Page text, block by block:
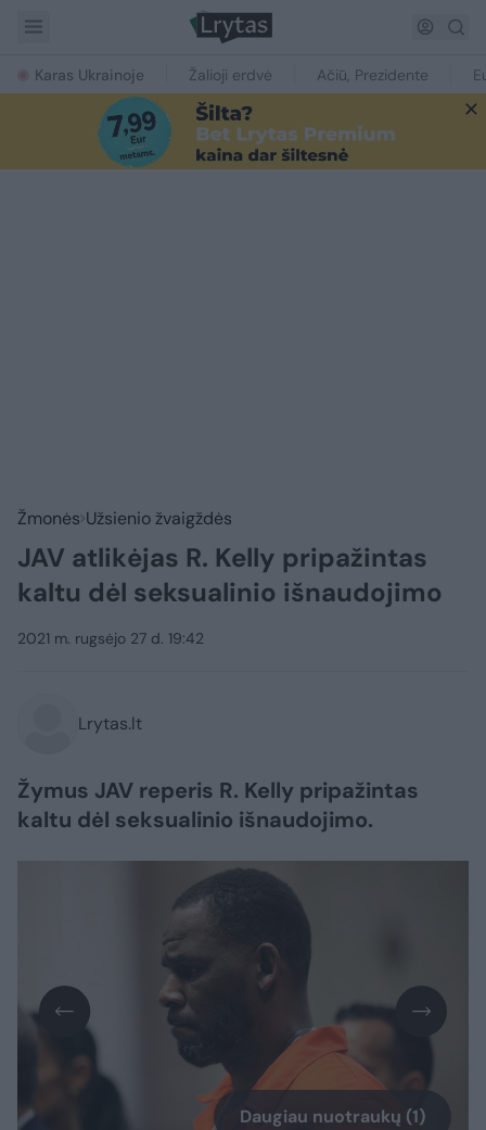
Karas Ukrainoje Žalioji erdvė Ačiū, Prezidente
Žmonės Užsienio žvaigždės
JAV atlikėjas R. Kelly pripažintas
kaltu dėl seksualinio išnaudojimo
2021 m. rugsėjo 27 d. 19:42
Lrytas.lt
Žymus JAV reperis R. Kelly pripažintas
kaltu dėl seksualinio išnaudojimo.
Daugiau nuotraukų (1)